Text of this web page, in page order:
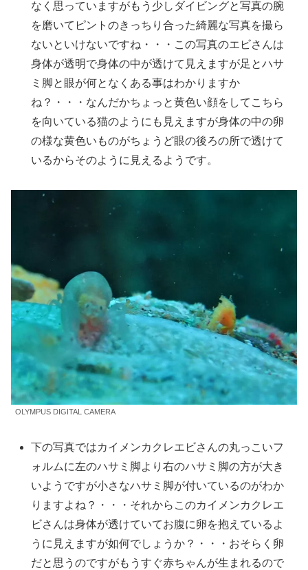
なく思っていますがもう少しダイビングと写真の腕
を磨いてピントのきっちり合った綺麗な写真を撮ら
ないといけないですね・・・この写真のエビさんは
身体が透明で身体の中が透けて見えますが足とハサ
ミ脚と眼が何となくある事はわかりますか
ね？・・・なんだかちょっと黄色い顔をしてこちら
を向いている猫のようにも見えますが身体の中の卵
の様な黄色いものがちょうど眼の後ろの所で透けて
いるからそのように見えるようです。
OLYMPUS DIGITAL CAMERA
下の写真ではカイメンカクレエビさんの丸っこいフ
ォルムに左のハサミ脚より右のハサミ脚の方が大き
いようですが小さなハサミ脚が付いているのがわか
りますよね？・・・それからこのカイメンカクレエ
ビさんは身体が透けていてお腹に卵を抱えているよ
うに見えますが如何でしょうか？・・・おそらく卵
だと思うのですがもうすぐ赤ちゃんが生まれるので